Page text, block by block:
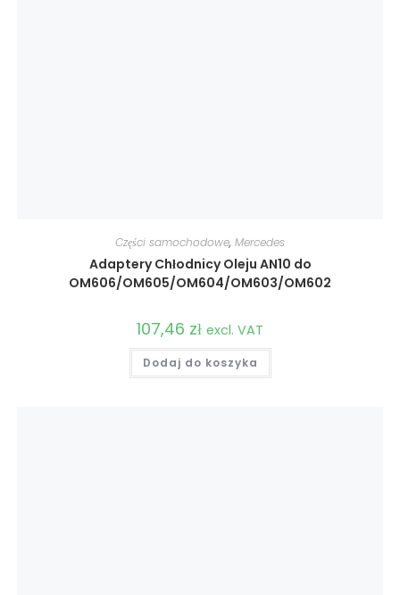
Części samochodowe, Mercedes
Adaptery Chłodnicy Oleju AN10 do
OM606/OM605/OM604/OM603/OM602
107,46 zł excl. VAT
Dodaj do koszyka